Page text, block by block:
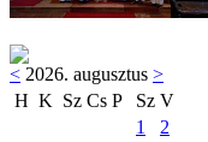
< 2026. augusztus >
H K Sz Cs P Sz V
1
2